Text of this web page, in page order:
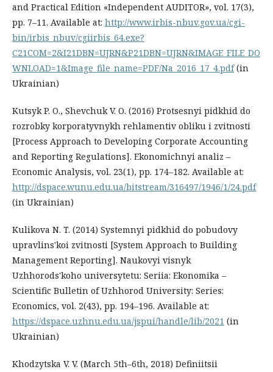
and Practical Edition «Independent AUDITOR», vol. 17(3),
pp. 7–11. Available at: http://www.irbis-nbuv.gov.ua/cgi-
bin/irbis_nbuv/cgiirbis_64.exe?
C21COM=2&I21DBN=UJRN&P21DBN=UJRN&IMAGE_FILE_DO
WNLOAD=1&Image_file_name=PDF/Na_2016_17_4.pdf(in
Ukrainian)
Kutsyk P. O., Shevchuk V. O. (2016) Protsesnyi pidkhid do
rozrobky korporatyvnykh rehlamentiv obliku i zvitnosti
[Process Approach to Developing Corporate Accounting
and Reporting Regulations]. Ekonomichnyi analiz –
Economic Analysis, vol. 23(1), pp. 174–182. Available at:
http://dspace.wunu.edu.ua/bitstream/316497/1946/1/24.pdf
(in Ukrainian)
Kulikova N. T. (2014) Systemnyi pidkhid do pobudovy
upravlins'koi zvitnosti [System Approach to Building
Management Reporting]. Naukovyi visnyk
Uzhhorods'koho universytetu: Seriia: Ekonomika –
Scientific Bulletin of Uzhhorod University: Series:
Economics, vol. 2(43), pp. 194–196. Available at:
https://dspace.uzhnu.edu.ua/jspui/handle/lib/2021 (in
Ukrainian)
Khodzytska V. V. (March 5th–6th, 2018) Definiitsii